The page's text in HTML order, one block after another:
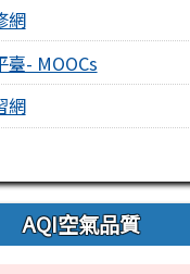
網
臺- MOOCs
網
AQI空氣品質